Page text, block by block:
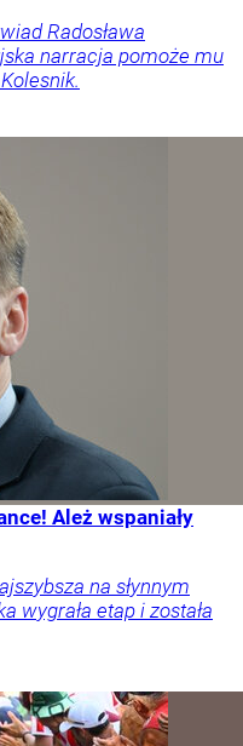
Radosława
narracja pomoże mu
Ależ wspaniały
na słynnym
wygrała etap i została